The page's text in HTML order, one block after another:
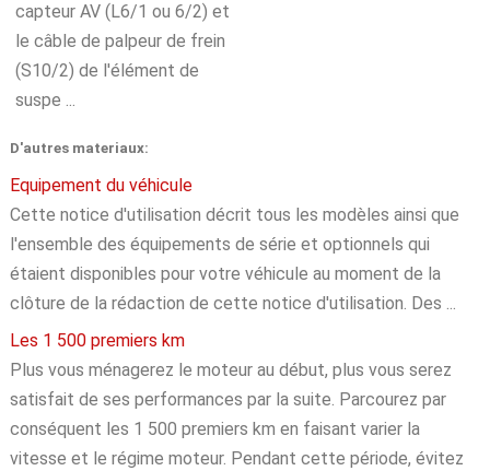
capteur AV (L6/1 ou 6/2) et
le câble de palpeur de frein
(S10/2) de l'élément de
suspe ...
D'autres materiaux:
Equipement du véhicule
Cette notice d'utilisation décrit tous les modèles ainsi que
l'ensemble des équipements de série et optionnels qui
étaient disponibles pour votre véhicule au moment de la
clôture de la rédaction de cette notice d'utilisation. Des ...
Les 1 500 premiers km
Plus vous ménagerez le moteur au début, plus vous serez
satisfait de ses performances par la suite. Parcourez par
conséquent les 1 500 premiers km en faisant varier la
vitesse et le régime moteur. Pendant cette période, évitez